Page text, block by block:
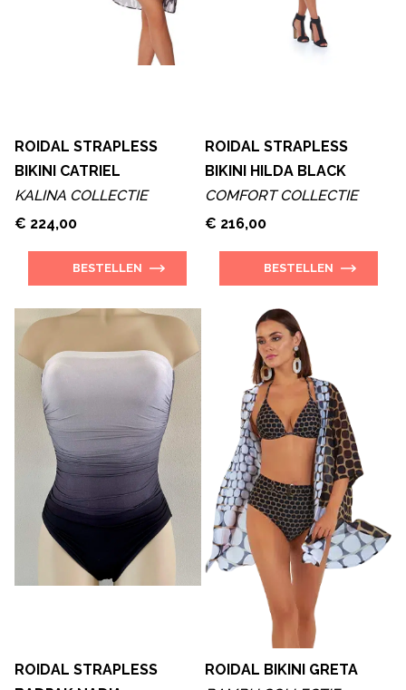
ROIDAL STRAPLESS
BIKINI CATRIEL
KALINA COLLECTIE
€ 224,00
BESTELLEN
ROIDAL STRAPLESS
BIKINI HILDA BLACK
COMFORT COLLECTIE
€ 216,00
BESTELLEN
ROIDAL STRAPLESS
ROIDAL BIKINI GRETA